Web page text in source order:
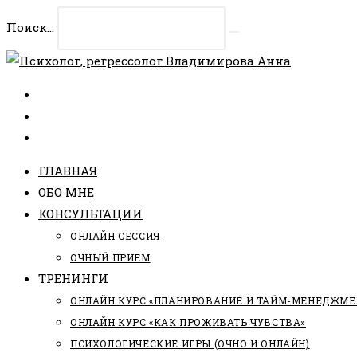
содержимому
Поиск...
ГЛАВНАЯ
ОБО МНЕ
КОНСУЛЬТАЦИИ
ОНЛАЙН СЕССИЯ
ОЧНЫЙ ПРИЕМ
ТРЕНИНГИ
ОНЛАЙН КУРС «ПЛАНИРОВАНИЕ И ТАЙМ-
ОНЛАЙН КУРС «КАК ПРОЖИВАТЬ ЧУВСТВА»
ПСИХОЛОГИЧЕСКИЕ ИГРЫ (ОЧНО И ОНЛАЙН)